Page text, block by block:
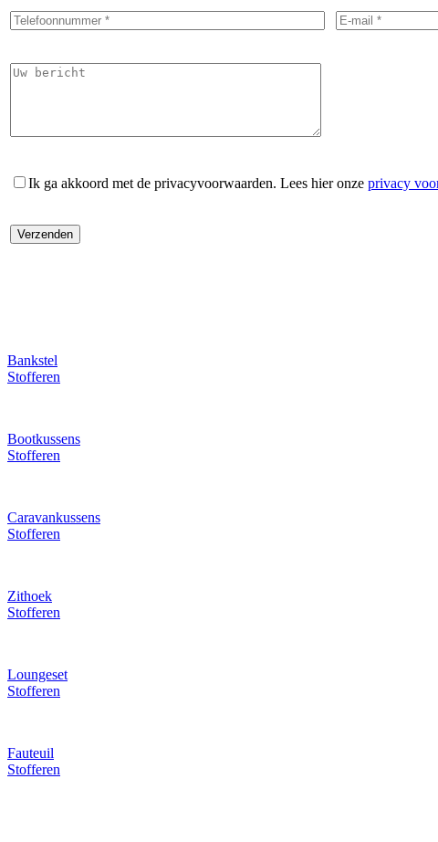
Ik ga akkoord met de privacyvoorwaarden. Lees hier onze privacy
Bankstel
Stofferen
Bootkussens
Stofferen
Caravankussens
Stofferen
Zithoek
Stofferen
Loungeset
Stofferen
Fauteuil
Stofferen